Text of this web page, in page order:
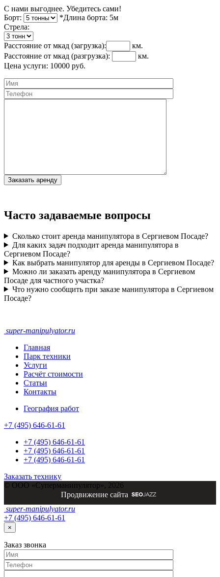
С нами выгоднее. Убедитесь сами!
Борт:
*Длина борта: 5м
Cтрела:
Расстояние от мкад (загрузка):
км.
Расстояние от мкад (разгрузка):
км.
Цена услуги: 10000 руб.
Часто задаваемые вопросы
Сколько стоит аренда манипулятора в Сергиевом Посаде?
Для каких задач подходит аренда манипулятора в
Сергиевом Посаде?
Как выбрать манипулятор для аренды в Сергиевом Посаде?
Можно ли заказать аренду манипулятора в Сергиевом
Посаде для частного участка?
Что нужно сообщить при заказе манипулятора в Сергиевом
Посаде?
super-manipulyator.ru
Главная
Парк техники
Услуги
Расчёт стоимости
Статьи
Контакты
География работ
+7 (495) 646-61-61
+7 (495) 646-61-61
+7 (495) 646-61-61
+7 (495) 646-61-61
Заказать технику
© ООО «Суперманипулятор», 2026
Продвижение сайта
super-manipulyator.ru
+7 (495) 646-61-61
×
Заказ звонка